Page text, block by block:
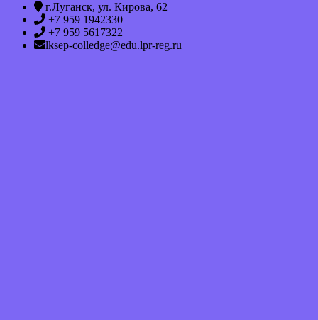
г.Луганск, ул. Кирова, 62
+7 959 1942330
+7 959 5617322
lksep-colledge@edu.lpr-reg.ru